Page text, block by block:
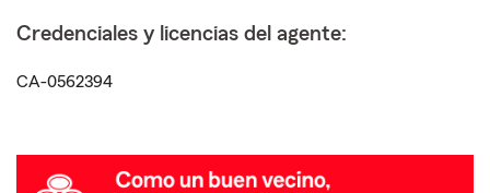
Credenciales y licencias del agente:
CA-0562394